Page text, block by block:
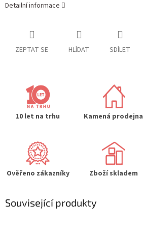
Detailní informace
ZEPTAT SE HLÍDAT SDÍLET
10 let na trhu Kamená prodejna
Ověřeno zákazníky Zboží skladem
Související produkty